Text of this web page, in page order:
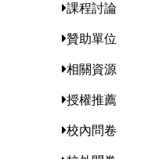
課程討論
贊助單位
相關資源
授權推薦
校內問卷